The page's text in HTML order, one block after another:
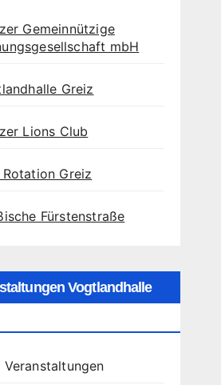
Gemeinnützige
mbH
Greiz
Lions Club
Rotation Greiz
Fürstenstraße
Vogtlandhalle
Veranstaltungen